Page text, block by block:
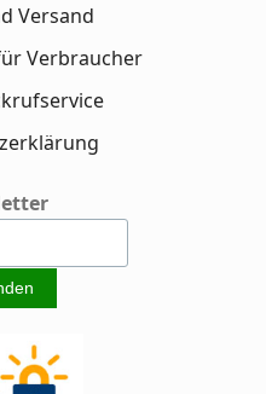
Versand
Verbraucher